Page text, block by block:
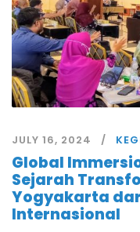
JULY 16, 2024
Global
Sejarah
Yogyakarta
Internasional